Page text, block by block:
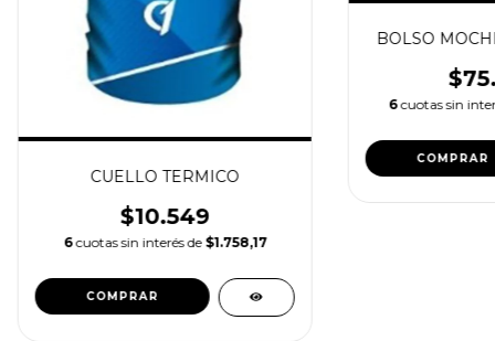
CUELLO TERMICO
$10.549
6 cuotas sin interés de $1.758,17
BOLSO
6 cuotas sin